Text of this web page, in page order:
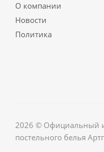
О компании
Новости
Политика
2026 © Официальный
постельного белья